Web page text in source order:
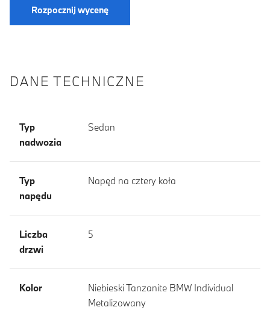
Rozpocznij wycenę
DANE TECHNICZNE
Typ
nadwozia
Sedan
Typ
napędu
Napęd na cztery koła
Liczba
drzwi
5
Kolor
Niebieski Tanzanite BMW Individual
Metalizowany